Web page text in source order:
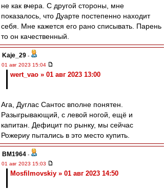
не как вчера. С другой стороны, мне
показалось, что Дуарте постепенно находит
себя. Мне кажется его рано списывать. Парень
то он качественный.
Kaje_29 -
01 авг 2023 15:04
wert_vao » 01 авг 2023 13:00
Ага, Дуглас Сантос вполне понятен.
Разыгрывающий, с левой ногой, ещё и
капитан. Дефицит по рынку, мы сейчас
Рожериу пытались в это место купить.
BM1964 -
01 авг 2023 15:03
Mosfilmovskiy » 01 авг 2023 14:50